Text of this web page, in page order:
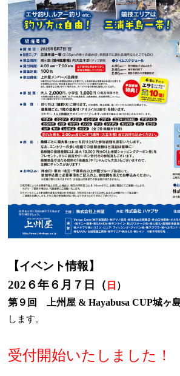
【イベント情報】
202 ６年６月７日（ 日 ）
第９回 上州屋 & Hayabusa CUP城ヶ
します。
受付開始いたしました！